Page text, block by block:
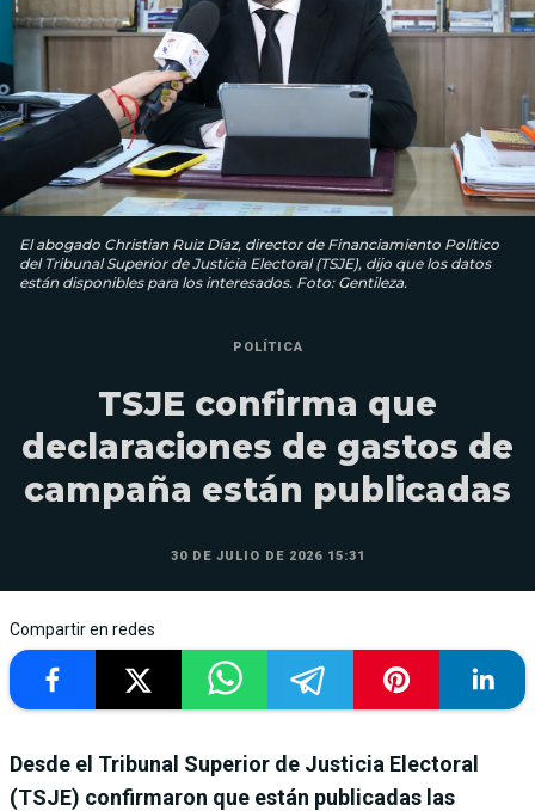
El abogado Christian Ruiz Díaz, director de Financiamiento Político
del Tribunal Superior de Justicia Electoral (TSJE), dijo que los datos
están disponibles para los interesados. Foto: Gentileza.
POLÍTICA
TSJE confirma que
declaraciones de gastos de
campaña están publicadas
30 DE JULIO DE 2026 15:31
Compartir en redes
Desde el Tribunal Superior de Justicia Electoral
(TSJE) confirmaron que están publicadas las